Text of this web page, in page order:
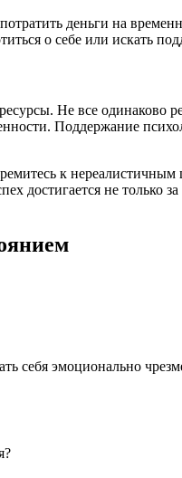
деньги на
о себе или искать
Не все одинаково
Поддержание
к
достигается не только
себя эмоционально